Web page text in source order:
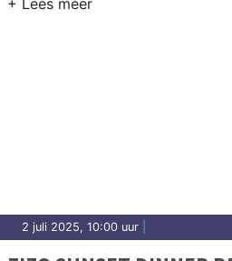
2 juli 2025, 10:00 uur